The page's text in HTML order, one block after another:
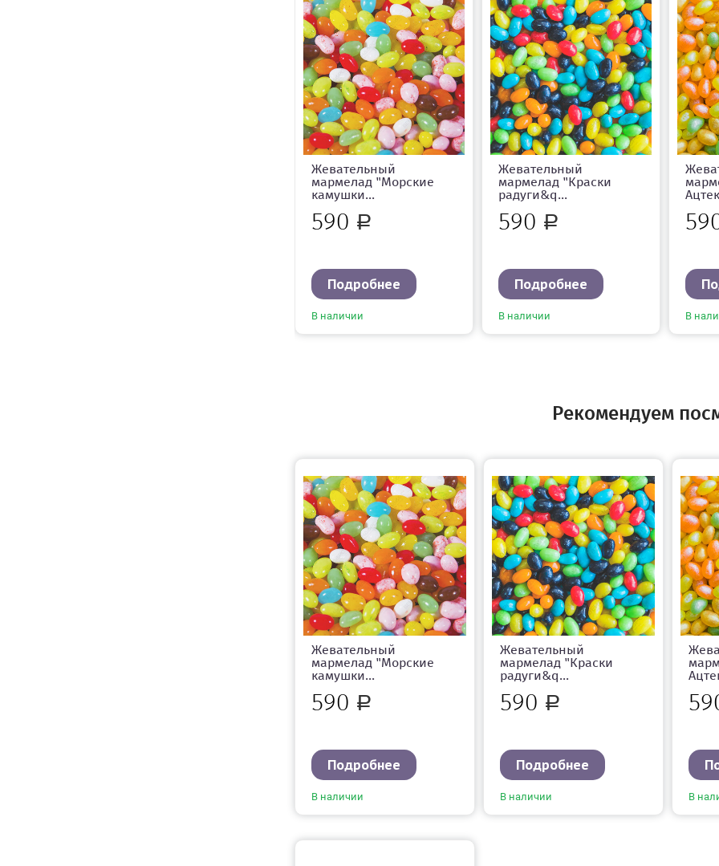
Жевательный
мармелад "Морские
камушки...
590 Р
Подробнее
В наличии
Жевательный
мармелад "Краски
радуги&q...
590 Р
Подробнее
В наличии В
Рекомендуем
Жевательный
мармелад "Морские
камушки...
590 Р
Подробнее
В наличии
Жевательный
мармелад "Краски
радуги&q...
590 Р
Подробнее
В наличии В